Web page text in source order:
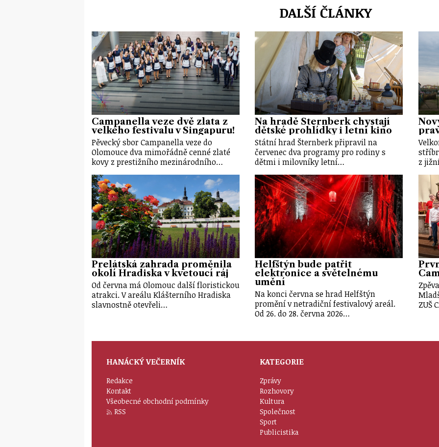
DALŠÍ ČLÁNKY
Campanella veze dvě zlata z
velkého festivalu v Singapuru!
Pěvecký sbor Campanella veze do
Olomouce dva mimořádně cenné zlaté
kovy z prestižního mezinárodního…
Na hradě Šternberk chystají
dětské prohlídky i letní kino
Státní hrad Šternberk připravil na
červenec dva programy pro rodiny s
dětmi i milovníky letní…
z
Prelátská zahrada proměnila
okolí Hradiska v kvetoucí ráj
Od června má Olomouc další floristickou
atrakci. V areálu Klášterního Hradiska
slavnostně otevřeli…
Helfštýn bude patřit
elektronice a světelnému
umění
Na konci června se hrad Helfštýn
promění v netradiční festivalový areál.
Od 26. do 28. června 2026…
ZUŠ
HANÁCKÝ VEČERNÍK
Redakce
Kontakt
Všeobecné obchodní podmínky
RSS
KATEGORIE
Zprávy
Rozhovory
Kultura
Společnost
Sport
Publicistika